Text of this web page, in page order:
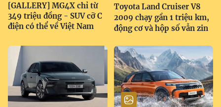
[GALLERY] MG4X chỉ từ
349 triệu đồng - SUV cỡ C
điện có thể về Việt Nam
Toyota Land Cruiser V8
2009 chạy gần 1 triệu km,
động cơ và hộp số vẫn zin